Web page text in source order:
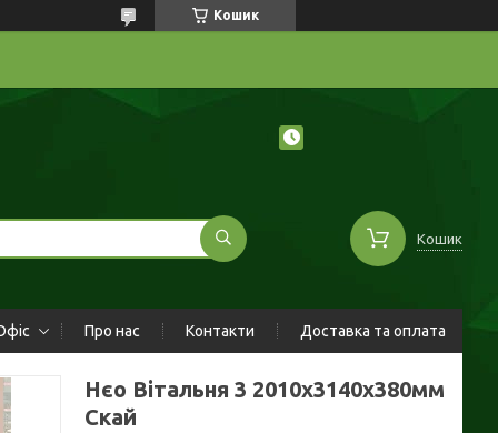
Кошик
Кошик
Про нас Контакти Доставка та оплата
Нєо Вітальня 3 2010х3140х380мм
Скай